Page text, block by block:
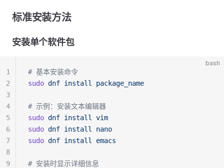
标准安装方法
安装单个软件包
bash
# 基本安装命令
sudo dnf install package_name
# 示例：安装文本编辑器
sudo dnf install
vim
sudo dnf install
nano
sudo dnf install emacs
# 安装时显示详细信息
1
2
3
4
5
6
7
8
9